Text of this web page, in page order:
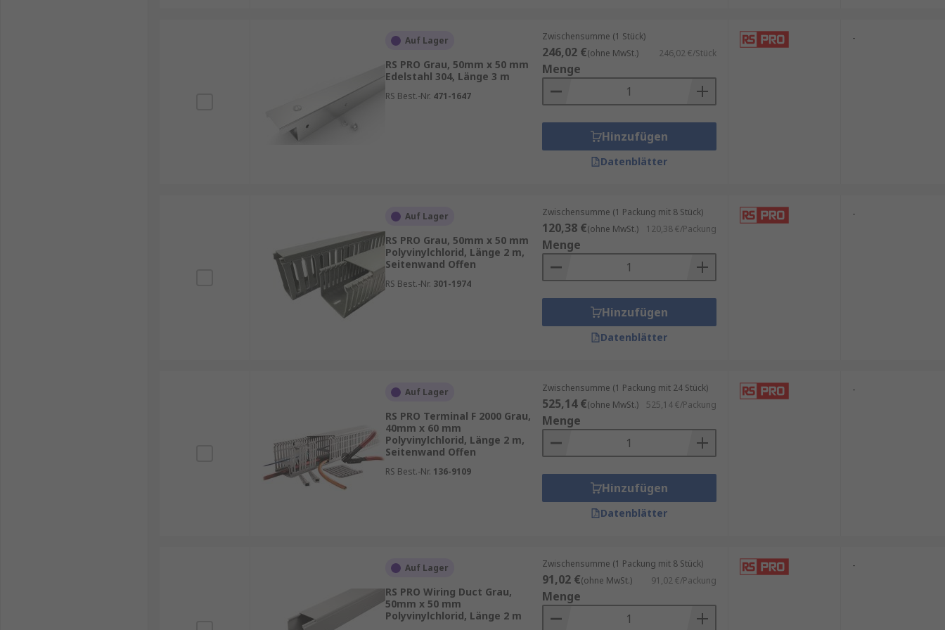
Auf Lager
RS PRO Grau, 50mm x 50 mm
Edelstahl 304, Länge 3 m
RS Best.-Nr. 471-1647
Zwischensumme (1 Stück)
246,02 €(ohne MwSt.) 246,02 €/Stück
Menge
Hinzufügen
Datenblätter
-
Auf Lager
RS PRO Grau, 50mm x 50 mm
Polyvinylchlorid, Länge 2 m,
Seitenwand Offen
RS Best.-Nr. 301-1974
Zwischensumme (1 Packung mit 8 Stück)
120,38 €(ohne MwSt.) 120,38 €/Packung
Menge
Hinzufügen
Datenblätter
-
Auf Lager
RS PRO Terminal F 2000 Grau,
40mm x 60 mm
Polyvinylchlorid, Länge 2 m,
Seitenwand Offen
RS Best.-Nr. 136-9109
Zwischensumme (1 Packung mit 24 Stück)
525,14 €(ohne MwSt.) 525,14 €/Packung
Menge
Hinzufügen
Datenblätter
-
Auf Lager
RS PRO Wiring Duct Grau,
50mm x 50 mm
Polyvinylchlorid, Länge 2 m
Zwischensumme (1 Packung mit 8 Stück)
91,02 €(ohne MwSt.) 91,02 €/Packung
Menge
-